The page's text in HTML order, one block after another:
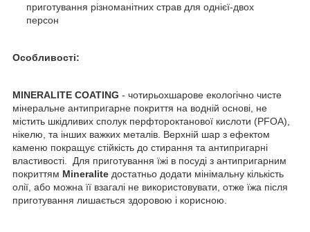
приготування різноманітних страв для однієї-двох
персон
Особливості:
MINERALITE COATING - чотирьохшарове екологічно чисте
мінеральне антипригарне покриття на водній основі, не
містить шкідливих сполук перфтороктанової кислоти (PFOA),
нікелю, та інших важких металів. Верхній шар з ефектом
каменю покращує стійкість до стирання та антипригарні
властивості. Для приготування їжі в посуді з антипригарним
покриттям Mineralite достатньо додати мінімальну кількість
олії, або можна її взагалі не використовувати, отже їжа після
приготування лишається здоровою і корисною.